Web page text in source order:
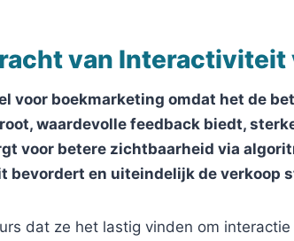
van Interactiviteit
voor boekmarketing omdat het de
waardevolle feedback biedt,
voor betere zichtbaarheid via
bevordert en uiteindelijk de verkoop
dat ze het lastig vinden om